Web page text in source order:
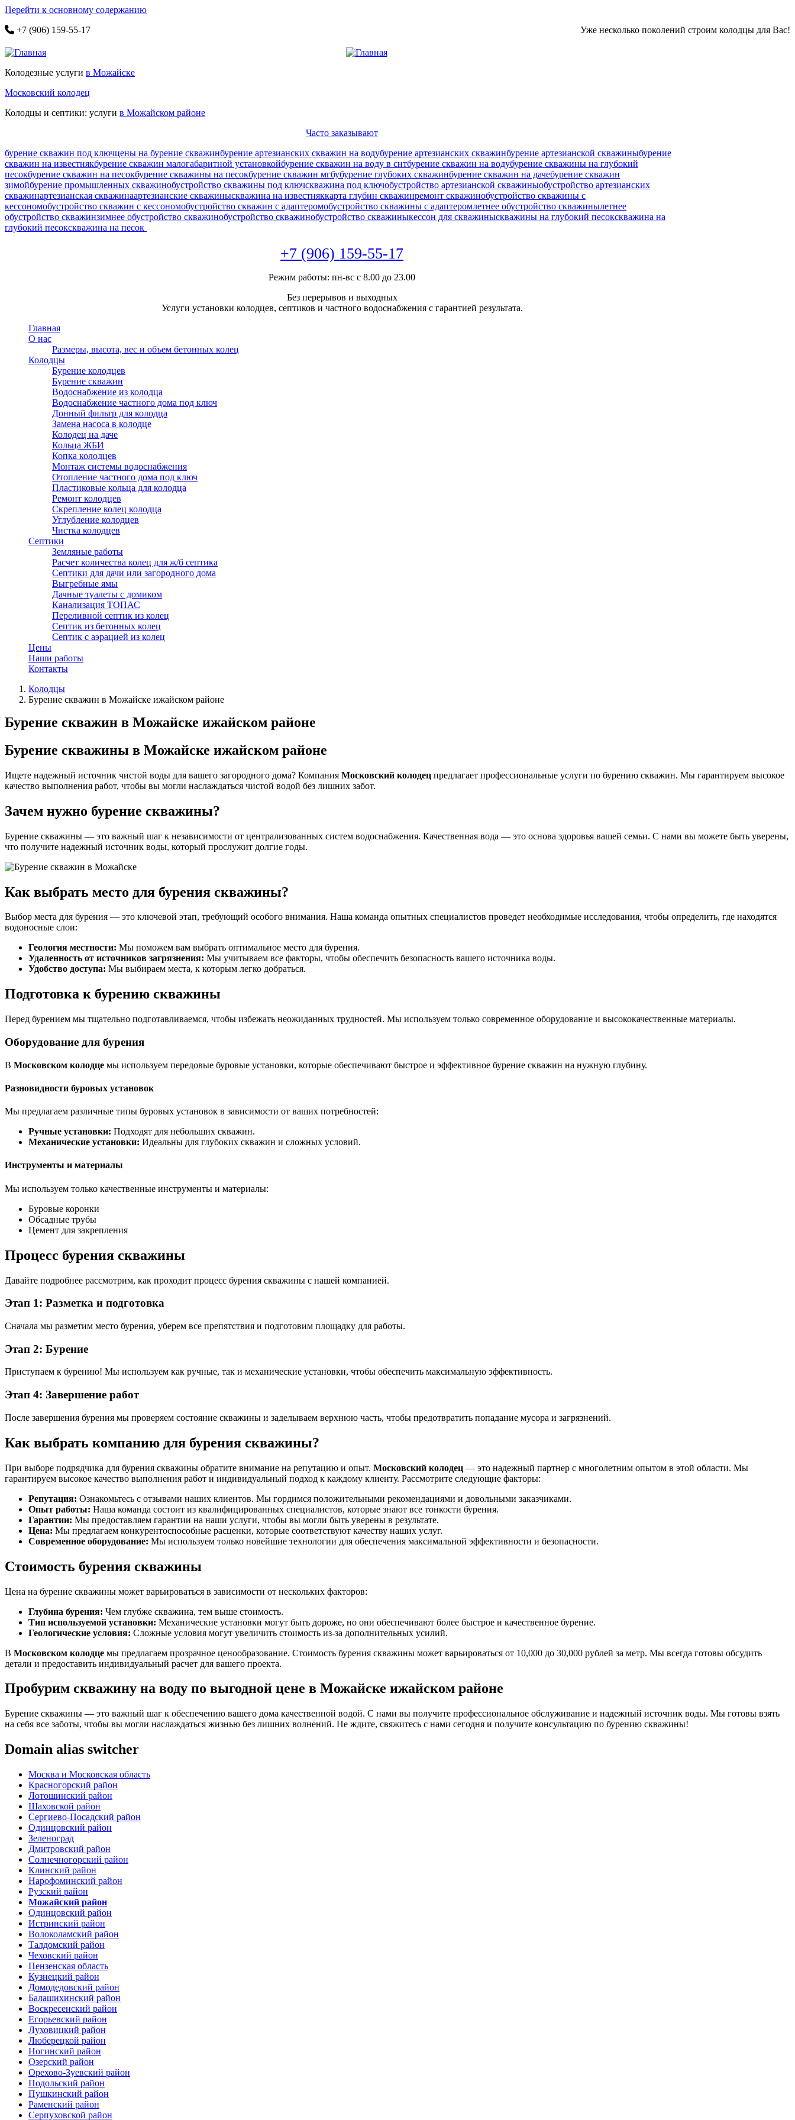
Перейти к основному содержанию
+7 (906) 159-55-17
Уже несколько поколений строим колодцы для Вас!
Колодезные услуги в Можайске
Московский колодец
Колодцы и септики: услуги в Можайском районе
Часто заказывают
бурение скважин под ключцены на бурение скважинбурение артезианских скважин на водубурение артезианских скважинбурение артезианской скважиныбурение
скважин на известнякбурение скважин малогабаритной установкойбурение скважин на воду в снтбурение скважин на водубурение скважины на глубокий
песокбурение скважин на песокбурение скважины на песокбурение скважин мгбубурение глубоких скважинбурение скважин на дачебурение скважин
зимойбурение промышленных скважинобустройство скважины под ключскважина под ключобустройство артезианской скважиныобустройство артезианских
скважинартезианская скважинаартезианские скважиныскважина на известняккарта глубин скважинремонт скважинобустройство скважины с
кессономобустройство скважин с кессономобустройство скважин с адаптеромобустройство скважины с адаптеромлетнее обустройство скважинылетнее
обустройство скважинзимнее обустройство скважинобустройство скважинобустройство скважиныкессон для скважиныскважины на глубокий песокскважина на
глубокий песокскважина на песок
+7 (906) 159-55-17
Режим работы: пн-вс с 8.00 до 23.00
Без перерывов и выходных
Услуги установки колодцев, септиков и частного водоснабжения с гарантией результата.
Главная
О нас
Размеры, высота, вес и объем бетонных колец
Колодцы
Бурение колодцев
Бурение скважин
Водоснабжение из колодца
Водоснабжение частного дома под ключ
Донный фильтр для колодца
Замена насоса в колодце
Колодец на даче
Кольца ЖБИ
Копка колодцев
Монтаж системы водоснабжения
Отопление частного дома под ключ
Пластиковые кольца для колодца
Ремонт колодцев
Скрепление колец колодца
Углубление колодцев
Чистка колодцев
Септики
Земляные работы
Расчет количества колец для ж/б септика
Септики для дачи или загородного дома
Выгребные ямы
Дачные туалеты с домиком
Канализация ТОПАС
Переливной септик из колец
Септик из бетонных колец
Септик с аэрацией из колец
Цены
Наши работы
Контакты
Колодцы
Бурение скважин в Можайске ижайском районе
Бурение скважин в Можайске ижайском районе
Бурение скважины в Можайске ижайском районе
Ищете надежный источник чистой воды для вашего загородного дома? Компания Московский колодец предлагает профессиональные услуги по бурению скважин. Мы гарантируем высокое
качество выполнения работ, чтобы вы могли наслаждаться чистой водой без лишних забот.
Зачем нужно бурение скважины?
Бурение скважины — это важный шаг к независимости от централизованных систем водоснабжения. Качественная вода — это основа здоровья вашей семьи. С нами вы можете быть уверены,
что получите надежный источник воды, который прослужит долгие годы.
Как выбрать место для бурения скважины?
Выбор места для бурения — это ключевой этап, требующий особого внимания. Наша команда опытных специалистов проведет необходимые исследования, чтобы определить, где находятся
водоносные слои:
Геология местности: Мы поможем вам выбрать оптимальное место для бурения.
Удаленность от источников загрязнения: Мы учитываем все факторы, чтобы обеспечить безопасность вашего источника воды.
Удобство доступа: Мы выбираем места, к которым легко добраться.
Подготовка к бурению скважины
Перед бурением мы тщательно подготавливаемся, чтобы избежать неожиданных трудностей. Мы используем только современное оборудование и высококачественные материалы.
Оборудование для бурения
В Московском колодце мы используем передовые буровые установки, которые обеспечивают быстрое и эффективное бурение скважин на нужную глубину.
Разновидности буровых установок
Мы предлагаем различные типы буровых установок в зависимости от ваших потребностей:
Ручные установки: Подходят для небольших скважин.
Механические установки: Идеальны для глубоких скважин и сложных условий.
Инструменты и материалы
Мы используем только качественные инструменты и материалы:
Буровые коронки
Обсадные трубы
Цемент для закрепления
Процесс бурения скважины
Давайте подробнее рассмотрим, как проходит процесс бурения скважины с нашей компанией.
Этап 1: Разметка и подготовка
Сначала мы разметим место бурения, уберем все препятствия и подготовим площадку для работы.
Этап 2: Бурение
Приступаем к бурению! Мы используем как ручные, так и механические установки, чтобы обеспечить максимальную эффективность.
Этап 4: Завершение работ
После завершения бурения мы проверяем состояние скважины и заделываем верхнюю часть, чтобы предотвратить попадание мусора и загрязнений.
Как выбрать компанию для бурения скважины?
При выборе подрядчика для бурения скважины обратите внимание на репутацию и опыт. Московский колодец — это надежный партнер с многолетним опытом в этой области. Мы
гарантируем высокое качество выполнения работ и индивидуальный подход к каждому клиенту. Рассмотрите следующие факторы:
Репутация: Ознакомьтесь с отзывами наших клиентов. Мы гордимся положительными рекомендациями и довольными заказчиками.
Опыт работы: Наша команда состоит из квалифицированных специалистов, которые знают все тонкости бурения.
Гарантии: Мы предоставляем гарантии на наши услуги, чтобы вы могли быть уверены в результате.
Цена: Мы предлагаем конкурентоспособные расценки, которые соответствуют качеству наших услуг.
Современное оборудование: Мы используем только новейшие технологии для обеспечения максимальной эффективности и безопасности.
Стоимость бурения скважины
Цена на бурение скважины может варьироваться в зависимости от нескольких факторов:
Глубина бурения: Чем глубже скважина, тем выше стоимость.
Тип используемой установки: Механические установки могут быть дороже, но они обеспечивают более быстрое и качественное бурение.
Геологические условия: Сложные условия могут увеличить стоимость из-за дополнительных усилий.
В Московском колодце мы предлагаем прозрачное ценообразование. Стоимость бурения скважины может варьироваться от 10,000 до 30,000 рублей за метр. Мы всегда готовы обсудить
детали и предоставить индивидуальный расчет для вашего проекта.
Пробурим скважину на воду по выгодной цене в Можайске ижайском районе
Бурение скважины — это важный шаг к обеспечению вашего дома качественной водой. С нами вы получите профессиональное обслуживание и надежный источник воды. Мы готовы взять
на себя все заботы, чтобы вы могли наслаждаться жизнью без лишних волнений. Не ждите, свяжитесь с нами сегодня и получите консультацию по бурению скважины!
Domain alias switcher
Москва и Московская область
Красногорский район
Лотошинский район
Шаховской район
Сергиево-Посадский район
Одинцовский район
Зеленоград
Дмитровский район
Солнечногорский район
Клинский район
Нарофоминский район
Рузский район
Можайский район
Одинцовский район
Истринский район
Волоколамский район
Талдомский район
Чеховский район
Пензенская область
Кузнецкий район
Домодедовский район
Балашихинский район
Воскресенский район
Егорьевский район
Луховицкий район
Люберецкой район
Ногинский район
Озерский район
Орехово-Зуевский район
Подольский район
Пушкинский район
Раменский район
Серпуховской район